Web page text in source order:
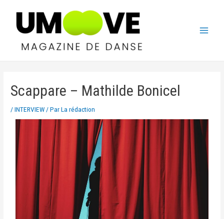
Scappare – Mathilde Bonicel
/INTERVIEW/ ParLa rédaction